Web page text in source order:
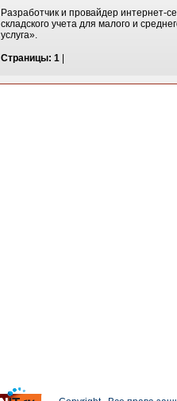
Разработчик и провайдер интернет-
складского учета для малого и
услуга».
Страницы: 1